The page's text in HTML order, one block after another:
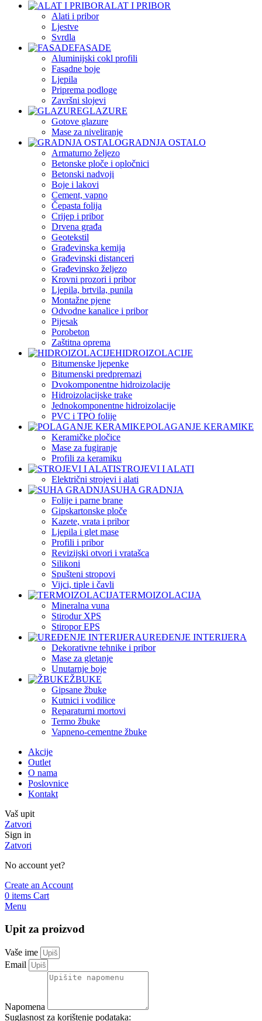
ALAT I PRIBOR
Alati i pribor
Ljestve
Svrdla
FASADE
Aluminijski cokl profili
Fasadne boje
Ljepila
Priprema podloge
Završni slojevi
GLAZURE
Gotove glazure
Mase za niveliranje
GRADNJA OSTALO
Armaturno željezo
Betonske ploče i opločnici
Betonski nadvoji
Boje i lakovi
Cement, vapno
Čepasta folija
Crijep i pribor
Drvena građa
Geotekstil
Građevinska kemija
Građevinski distanceri
Građevinsko željezo
Krovni prozori i pribor
Ljepila, brtvila, punila
Montažne pjene
Odvodne kanalice i pribor
Pijesak
Porobeton
Zaštitna oprema
HIDROIZOLACIJE
Bitumenske ljepenke
Bitumenski predpremazi
Dvokomponentne hidroizolacije
Hidroizolacijske trake
Jednokomponentne hidroizolacije
PVC i TPO folije
POLAGANJE KERAMIKE
Keramičke pločice
Mase za fugiranje
Profili za keramiku
STROJEVI I ALATI
Električni strojevi i alati
SUHA GRADNJA
Folije i parne brane
Gipskartonske ploče
Kazete, vrata i pribor
Ljepila i glet mase
Profili i pribor
Revizijski otvori i vratašca
Silikoni
Spušteni stropovi
Vijci, tiple i čavli
TERMOIZOLACIJA
Mineralna vuna
Stirodur XPS
Stiropor EPS
UREĐENJE INTERIJERA
Dekorativne tehnike i pribor
Mase za gletanje
Unutarnje boje
ŽBUKE
Gipsane žbuke
Kutnici i vodilice
Reparaturni mortovi
Termo žbuke
Vapneno-cementne žbuke
Akcije
Outlet
O nama
Poslovnice
Kontakt
Vaš upit
Zatvori
Sign in
Zatvori
No account yet?
Create an Account
0 items Cart
Menu
Upit za proizvod
Vaše ime
Email
Napomena
Suglasnost za korištenje podataka: